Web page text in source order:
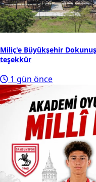
Miliç'e Büyükşehir
teşekkür
1 gün önce